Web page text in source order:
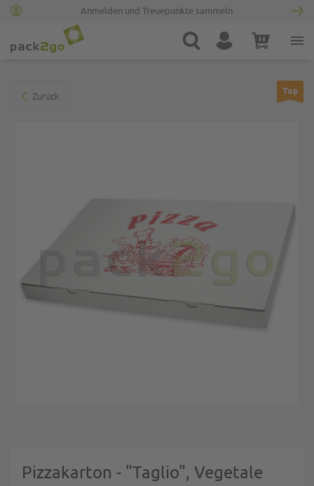
Anmelden und Treuepunkte sammeln
Suche Konto Warenkorb
Zurück Top
Pizzakarton - "Taglio", Vegetale